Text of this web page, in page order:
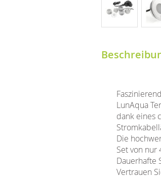
LunAqua
dank eines
Die
Set von nur
Dauerhafte
Vertrauen